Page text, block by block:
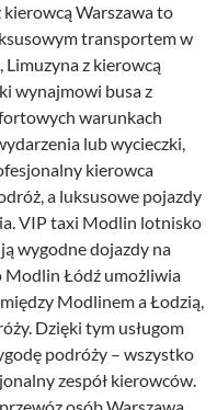
Warszawa to
transportem w
z kierowcą
wynajmowi busa z
warunkach
lub wycieczki,
kierowca
a luksusowe pojazdy
VIP taxi Modlin lotnisko
wygodne dojazdy na
Łódź umożliwia
Modlinem a Łodzią,
Dzięki tym usługom
podróży – wszystko
zespół kierowców.